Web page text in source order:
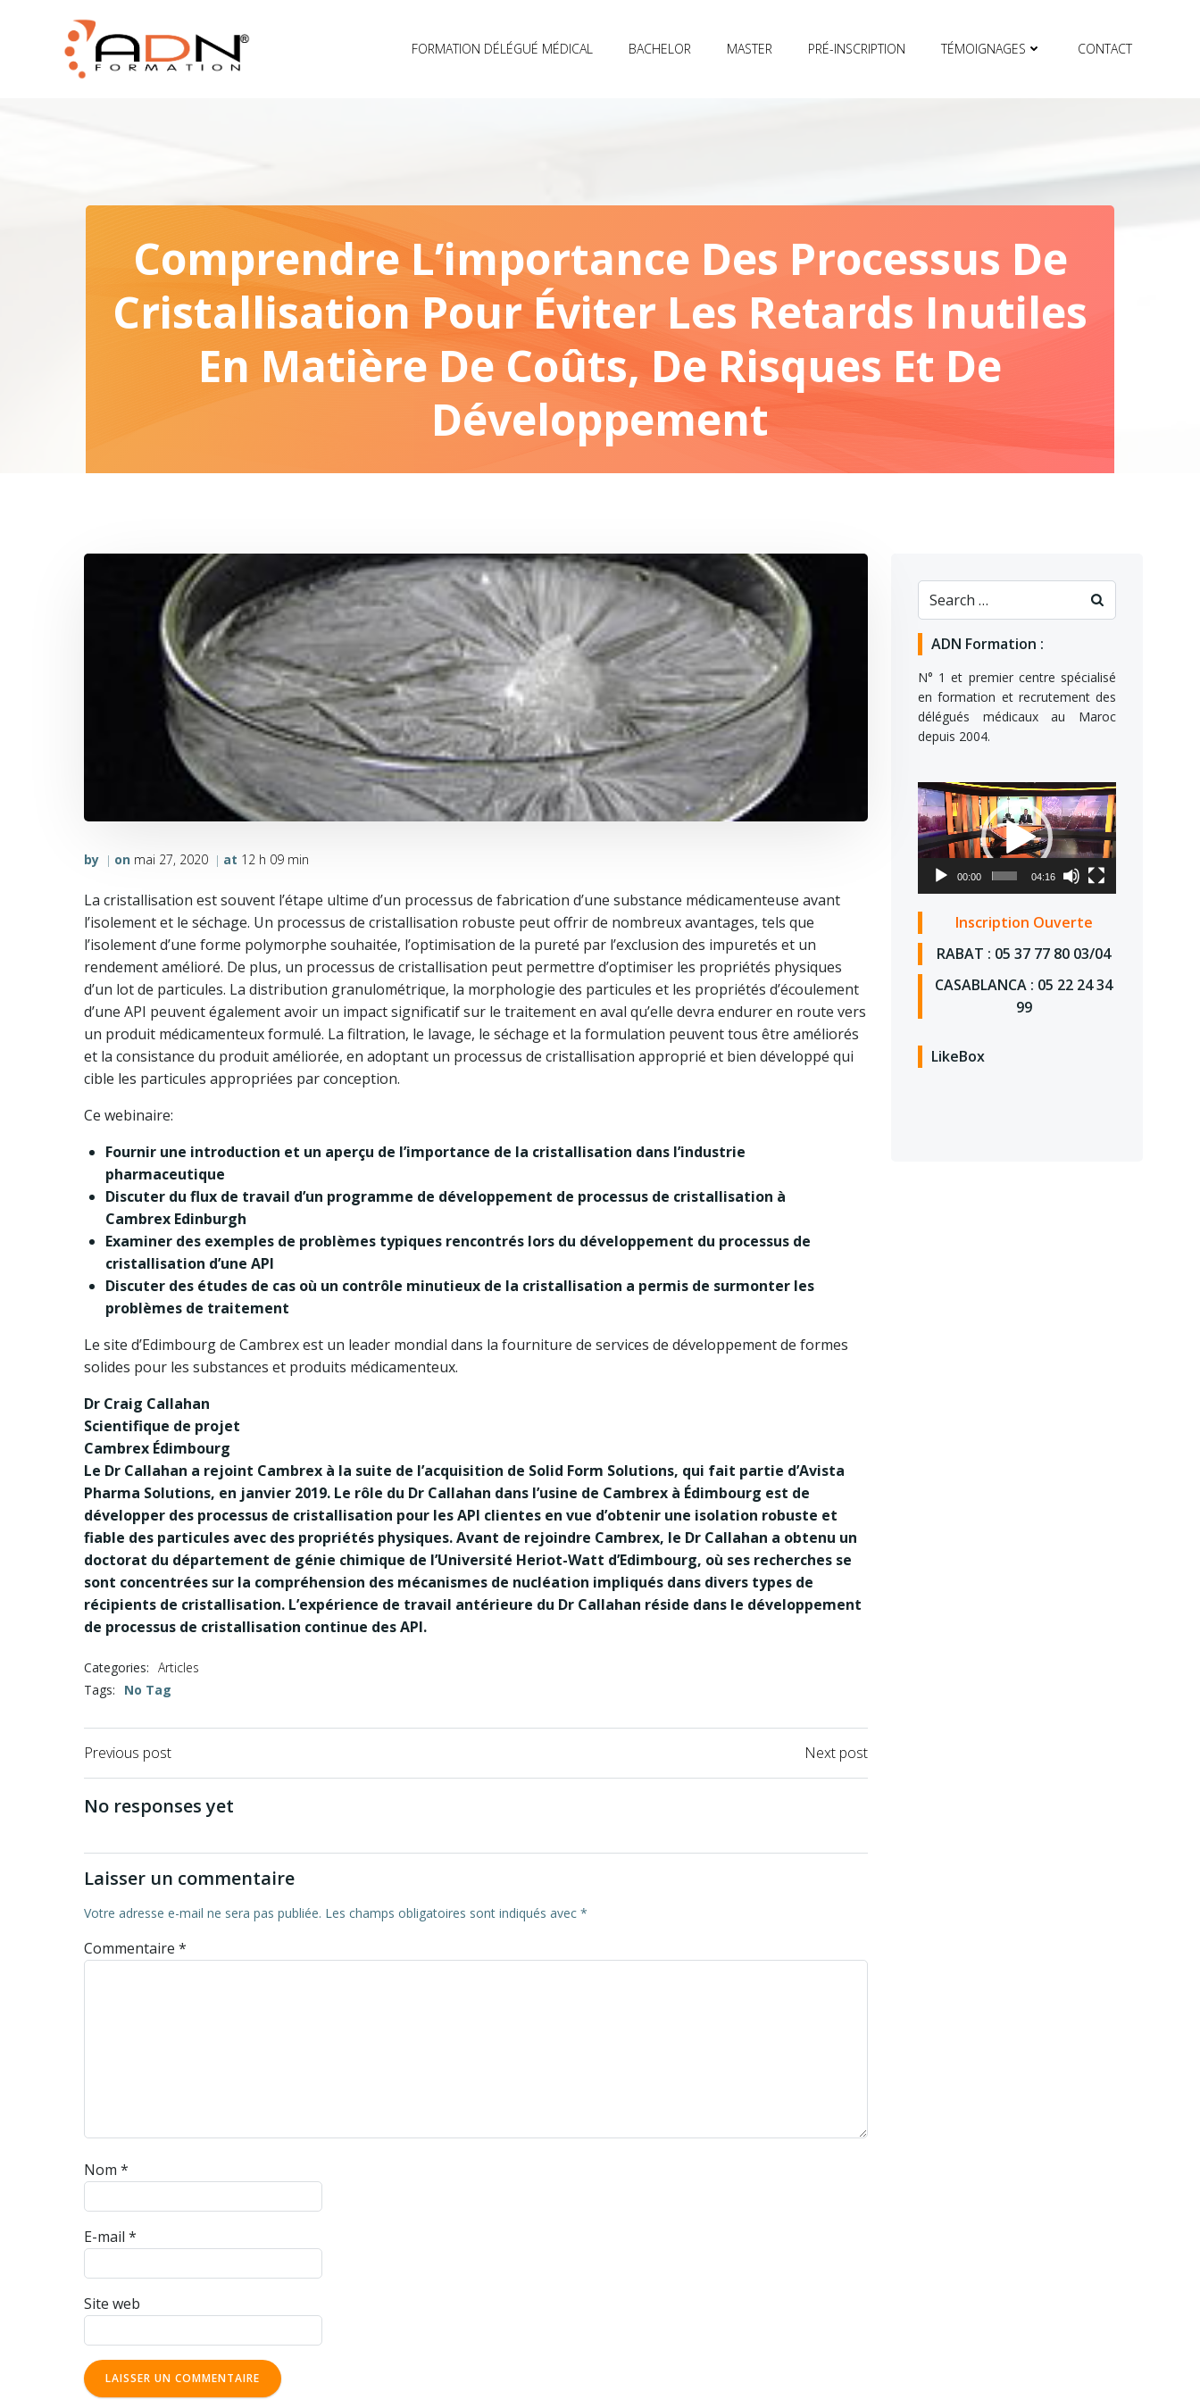
FORMATION DÉLÉGUÉ MÉDICAL BACHELOR MASTER PRÉ-INSCRIPTION TÉMOIGNAGES CONTACT
Comprendre L’importance Des Processus De
Cristallisation Pour Éviter Les Retards Inutiles
En Matière De Coûts, De Risques Et De
Développement
by | on mai 27, 2020 | at 12 h 09 min
La cristallisation est souvent l’étape ultime d’un processus de fabrication d’une substance médicamenteuse avant
l’isolement et le séchage. Un processus de cristallisation robuste peut offrir de nombreux avantages, tels que
l’isolement d’une forme polymorphe souhaitée, l’optimisation de la pureté par l’exclusion des impuretés et un
rendement amélioré. De plus, un processus de cristallisation peut permettre d’optimiser les propriétés physiques
d’un lot de particules. La distribution granulométrique, la morphologie des particules et les propriétés d’écoulement
d’une API peuvent également avoir un impact significatif sur le traitement en aval qu’elle devra endurer en route vers
un produit médicamenteux formulé. La filtration, le lavage, le séchage et la formulation peuvent tous être améliorés
et la consistance du produit améliorée, en adoptant un processus de cristallisation approprié et bien développé qui
cible les particules appropriées par conception.
Ce webinaire:
Fournir une introduction et un aperçu de l’importance de la cristallisation dans l’industrie
pharmaceutique
Discuter du flux de travail d’un programme de développement de processus de cristallisation à
Cambrex Edinburgh
Examiner des exemples de problèmes typiques rencontrés lors du développement du processus de
cristallisation d’une API
Discuter des études de cas où un contrôle minutieux de la cristallisation a permis de surmonter les
problèmes de traitement
Le site d’Edimbourg de Cambrex est un leader mondial dans la fourniture de services de développement de formes
solides pour les substances et produits médicamenteux.
Dr Craig Callahan
Scientifique de projet
Cambrex Édimbourg
Le Dr Callahan a rejoint Cambrex à la suite de l’acquisition de Solid Form Solutions, qui fait partie d’Avista
Pharma Solutions, en janvier 2019. Le rôle du Dr Callahan dans l’usine de Cambrex à Édimbourg est de
développer des processus de cristallisation pour les API clientes en vue d’obtenir une isolation robuste et
fiable des particules avec des propriétés physiques. Avant de rejoindre Cambrex, le Dr Callahan a obtenu un
doctorat du département de génie chimique de l’Université Heriot-Watt d’Edimbourg, où ses recherches se
sont concentrées sur la compréhension des mécanismes de nucléation impliqués dans divers types de
récipients de cristallisation. L’expérience de travail antérieure du Dr Callahan réside dans le développement
de processus de cristallisation continue des API.
Categories: Articles
Tags:
No Tag
Previous post Next post
No responses yet
Laisser un commentaire
Votre adresse e-mail ne sera pas publiée. Les champs obligatoires sont indiqués avec *
Commentaire *
Nom *
E-mail *
Site web
ADN Formation :
N° 1 et premier centre spécialisé
en formation et recrutement des
délégués médicaux au Maroc
depuis 2004.
Lecteur
vidéo
00:00 04:16
Inscription Ouverte
RABAT : 05 37 77 80 03/04
CASABLANCA : 05 22 24 34
99
LikeBox